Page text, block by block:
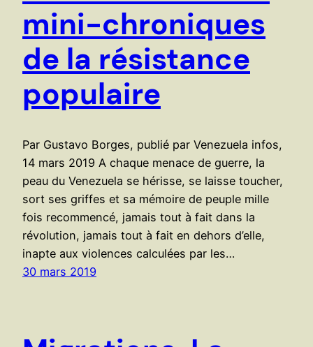
mini-chroniques
de la résistance
populaire
Par Gustavo Borges, publié par Venezuela infos,
14 mars 2019 A chaque menace de guerre, la
peau du Venezuela se hérisse, se laisse toucher,
sort ses griffes et sa mémoire de peuple mille
fois recommencé, jamais tout à fait dans la
révolution, jamais tout à fait en dehors d’elle,
inapte aux violences calculées par les…
30 mars 2019